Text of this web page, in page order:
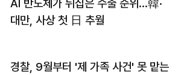
AI 반도체가 뒤집은 수출 순위…韓·
대만, 사상 첫 日 추월
경찰, 9월부터 '제 가족 사건' 못 맡는